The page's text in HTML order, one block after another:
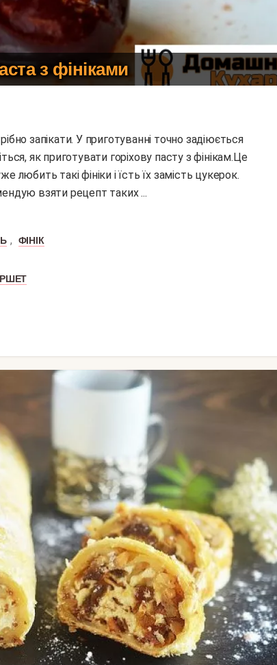
з фініками
як приготувати горіхову пасту з фінікам.Це
любить такі фініки і їсть їх замість цукерок.
взяти рецепт таких ...
,
ФІНІК